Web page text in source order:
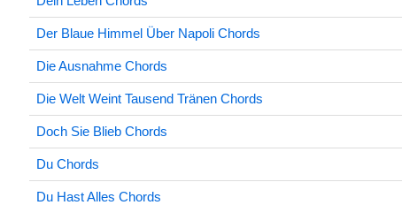
Der Blaue Himmel Über Napoli Chords
Die Ausnahme Chords
Die Welt Weint Tausend Tränen Chords
Doch Sie Blieb Chords
Du Chords
Du Hast Alles Chords